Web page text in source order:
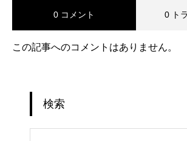
0 コメント 0 ト
この記事へのコメントはありません。
検索